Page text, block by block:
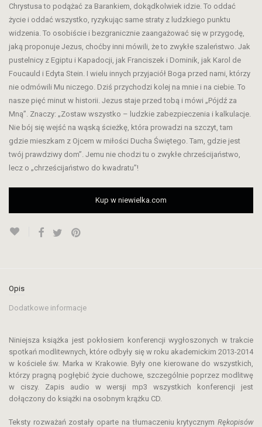
Chrystusa to podążać za Barankiem, dokądkolwiek idzie. To oddać
życie i oddać wszystko, ryzykując same straty z ludzkiego punktu
widzenia. To osobiście i bezgranicznie zaangażować się w przygodę,
jaką proponuje Jezus, choćby inni mówili, że to zwykłe szaleństwo. Jak
pustelnicy z Egiptu i Kapadocji, jak Franciszek i Dominik, jak Karol de
Foucauld i Edyta Stein. I wielu innych przyjaciół Boga przed nami, którzy
nie odmówili Mu niczego. Dziś przychodzi kolej na mnie i na ciebie. To
nasze pięć minut w historii. Jezus staje przed tobą i mówi „Pójdź za
Mną”. Znaczy: „Zostaw wszystko – ludzkie zabezpieczenia i kalkulacje.
Nie bój się wejść na wąską ścieżkę, która prowadzi na szczyt, tam
gdzie mieszkam z Ojcem w miłości Ducha Świętego. Tam, gdzie jest
twój prawdziwy dom”. Jemu nie chodzi tu o zwykłe chrześcijaństwo,
lecz o „chrześcijaństwo do kwadratu”!
Kup w niewielka.com
Opis
Dodatkowe informacje
Niniejsza książka jest pokłosiem konferencji wygłoszonych w trakcie
spotkań modlitewnych, które odbyły się w roku akademickim 2013-2014
w kościele św. Marka w Krakowie. Były one kierowane do wszystkich,
którzy pragną pogłębić życie duchowe, szczególnie poprzez modlitwę
w ciszy. Zapis audio w wersji mp3 wszystkich konferencji jest
dołączony do książki na osobnym krążku CD.
Teksty rozważań zostały oparte na tłumaczeniu krytycznym Rękopisów